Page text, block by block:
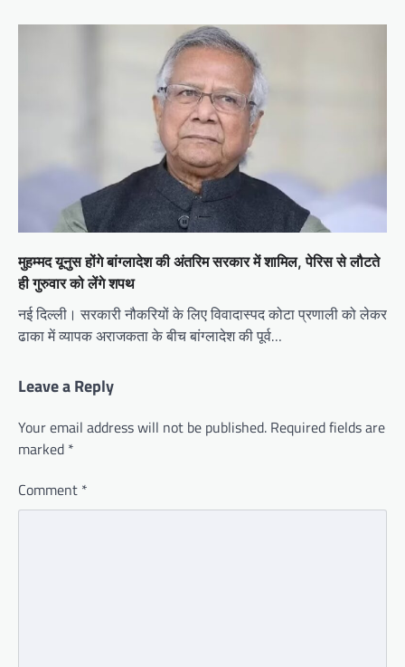
मुहम्मद यूनुस होंगे बांग्लादेश की अंतरिम सरकार में शामिल, पेरिस से लौटते
ही गुरुवार को लेंगे शपथ
नई दिल्ली। सरकारी नौकरियों के लिए विवादास्पद कोटा प्रणाली को लेकर
ढाका में व्यापक अराजकता के बीच बांग्लादेश की पूर्व…
Leave a Reply
Your email address will not be published. Required fields are
marked *
Comment *